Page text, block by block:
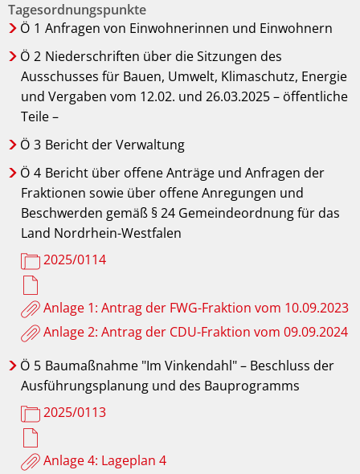
Tagesordnungspunkte
Ö 1 Anfragen von Einwohnerinnen und Einwohnern
Ö 2 Niederschriften über die Sitzungen des
Ausschusses für Bauen, Umwelt, Klimaschutz, Energie
und Vergaben vom 12.02. und 26.03.2025 – öffentliche
Teile –
Ö 3 Bericht der Verwaltung
Ö 4 Bericht über offene Anträge und Anfragen der
Fraktionen sowie über offene Anregungen und
Beschwerden gemäß § 24 Gemeindeordnung für das
Land Nordrhein-Westfalen
2025/0114
Anlage 1: Antrag der FWG-Fraktion vom 10.09.2023
Anlage 2: Antrag der CDU-Fraktion vom 09.09.2024
Ö 5 Baumaßnahme "Im Vinkendahl" – Beschluss der
Ausführungsplanung und des Bauprogramms
2025/0113
Anlage 4: Lageplan 4